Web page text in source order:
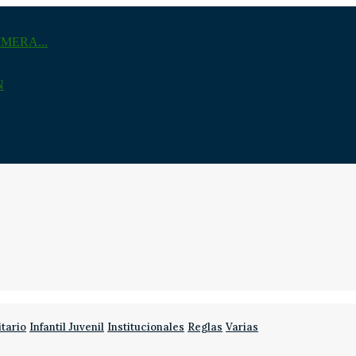
Infantil Juvenil Institucionales Reglas Varias